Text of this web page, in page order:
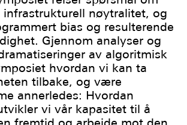
infrastrukturell nøytralitet, og
bias og resulterende
Gjennom analyser og
av algoritmisk
hvordan vi kan ta
tilbake, og være
annerledes: Hvordan
vi vår kapasitet til å